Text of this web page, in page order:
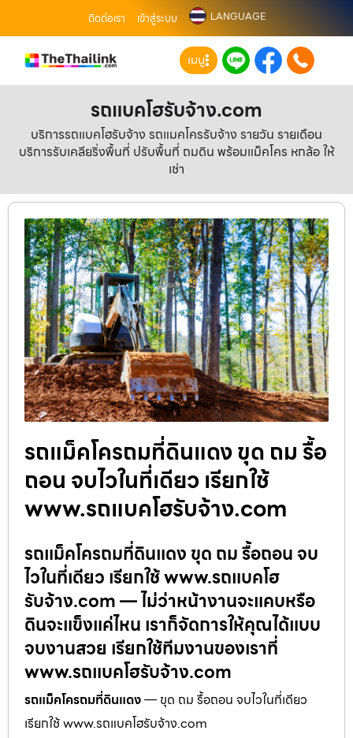
ติดต่อเรา เข้าสู่ระบบ LANGUAGE
เมนู
รถแบคโฮรับจ้าง.com
บริการรถแบคโฮรับจ้าง รถแมคโครรับจ้าง รายวัน รายเดือน
บริการรับเคลียริ่งพื้นที่ ปรับพื้นที่ ถมดิน พร้อมแม็คโคร หกล้อ ให้
เช่า
รถแม็คโครถมที่ดินแดง ขุด ถม รื้อ
ถอน จบไวในที่เดียว เรียกใช้
www.รถแบคโฮรับจ้าง.com
รถแม็คโครถมที่ดินแดง ขุด ถม รื้อถอน จบ
ไวในที่เดียว เรียกใช้ www.รถแบคโฮ
รับจ้าง.com — ไม่ว่าหน้างานจะแคบหรือ
ดินจะแข็งแค่ไหน เราก็จัดการให้คุณได้แบบ
จบงานสวย เรียกใช้ทีมงานของเราที่
www.รถแบคโฮรับจ้าง.com
รถแม็คโครถมที่ดินแดง— ขุด ถม รื้อถอน จบไวในที่เดียว
เรียกใช้ www.รถแบคโฮรับจ้าง.com